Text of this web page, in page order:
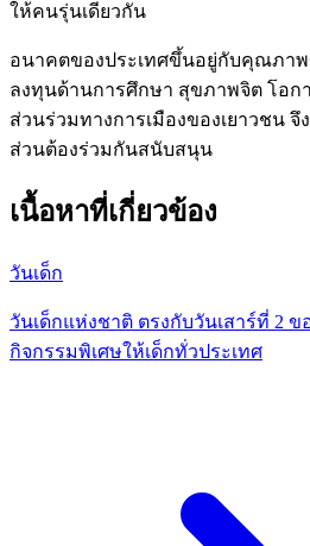
ให้คนรุ่นเดียวกัน
อนาคตของประเทศขึ้นอยู่กับคุณภาพ
ลงทุนด้านการศึกษา สุขภาพจิต โอก
ส่วนร่วมทางการเมืองของเยาวชน
ส่วนต้องร่วมกันสนับสนุน
เนื้อหาที่เกี่ยวข้อง
วันเด็ก
วันเด็กแห่งชาติ ตรงกับวันเสาร์ที่ 2
กิจกรรมพิเศษให้เด็กทั่วประเทศ